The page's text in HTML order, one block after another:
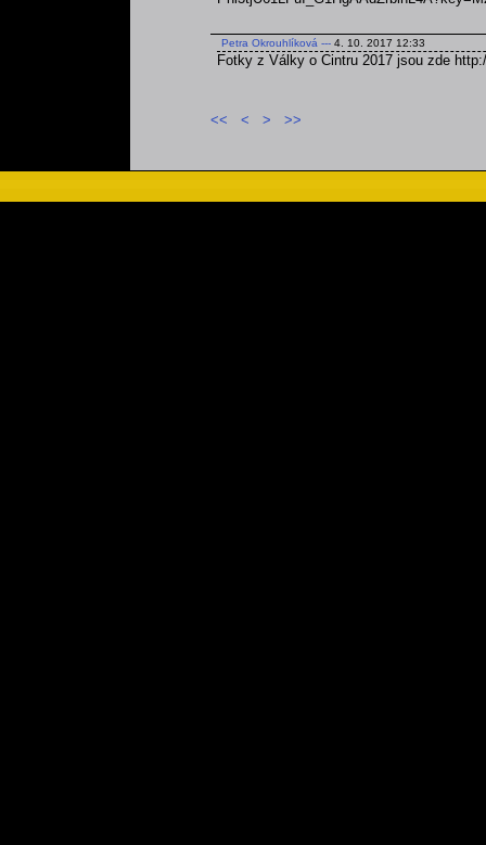
Petra Okrouhlíková --- 4. 10. 2017 12:33
Fotky z Války o Cintru 2017 jsou zde
<< < > >>